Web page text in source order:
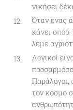
νικήσει
Όταν ένας
κάνει
λέμε
Λογικοί
Παράλογοι,
τον κόσμο